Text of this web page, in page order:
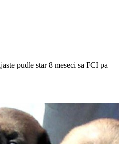
pudle star 8 meseci sa FCI pa